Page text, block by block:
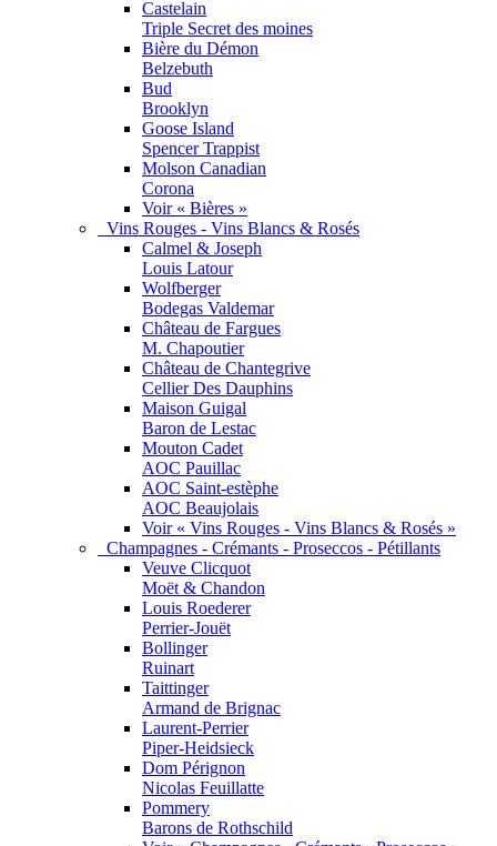
Castelain
Triple Secret des moines
Bière du Démon
Belzebuth
Bud
Brooklyn
Goose Island
Spencer Trappist
Molson Canadian
Corona
Voir « Bières »
Vins Rouges - Vins Blancs & Rosés
Calmel & Joseph
Louis Latour
Wolfberger
Bodegas Valdemar
Château de Fargues
M. Chapoutier
Château de Chantegrive
Cellier Des Dauphins
Maison Guigal
Baron de Lestac
Mouton Cadet
AOC Pauillac
AOC Saint-estèphe
AOC Beaujolais
Voir « Vins Rouges - Vins Blancs & Rosés »
Champagnes - Crémants - Proseccos - Pétillants
Veuve Clicquot
Moët & Chandon
Louis Roederer
Perrier-Jouët
Bollinger
Ruinart
Taittinger
Armand de Brignac
Laurent-Perrier
Piper-Heidsieck
Dom Pérignon
Nicolas Feuillatte
Pommery
Barons de Rothschild